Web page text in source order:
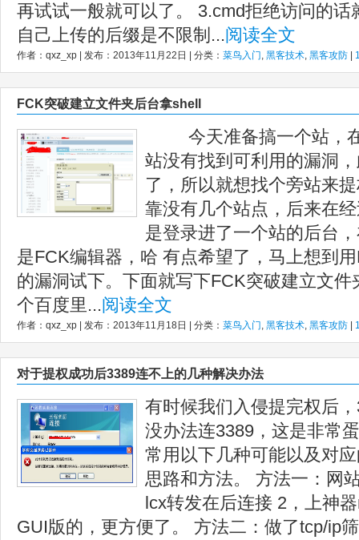
再试试一般就可以了。 3.cmd拒绝访问的话
自己上传的后缀是不限制...阅读全文
作者：qxz_xp | 发布：2013年11月22日 | 分类： 菜鸟入门, 黑客技术, 黑客攻防
FCK突破建立文件夹后台拿shell
今天准备搞一个站，在
站没有找到可利用的漏洞
了，所以就想找个旁站来
靠没有几个站点，后来在
是登录进了一个站的后台
是FCK编辑器，哈 有点希望了，马上想到
的漏洞试下。下面就写下FCK突破建立文
个百度里...阅读全文
作者：qxz_xp | 发布：2013年11月18日 | 分类： 菜鸟入门, 黑客技术, 黑客攻防
对于提权成功后3389连不上的几种解决办法
有时候我们入侵提完权后
没办法连3389，这是非常
常用以下几种可能以及对
思路和方法。 方法一：网
lcx转发在后连接 2，上神
GUI版的，更方便了。 方法二：做了tcp/ip